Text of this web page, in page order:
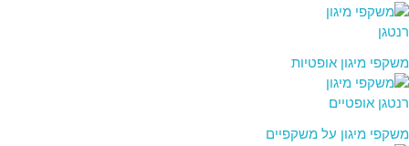
משקפי מיגון אופטיות
משקפי מיגון על משקפיים